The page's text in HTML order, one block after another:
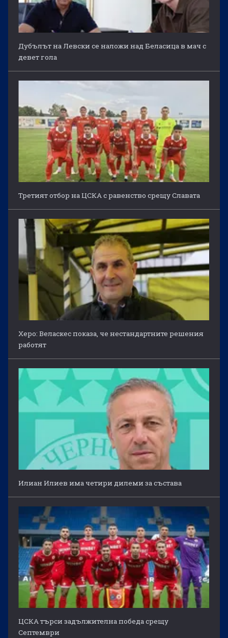
Дубълът на Левски се наложи над Беласица в мач с
девет гола
Третият отбор на ЦСКА с равенство срещу Славата
Херо: Веласкес показа, че нестандартните решения
работят
Илиан Илиев има четири дилеми за състава
ЦСКА търси задължителна победа срещу
Септември